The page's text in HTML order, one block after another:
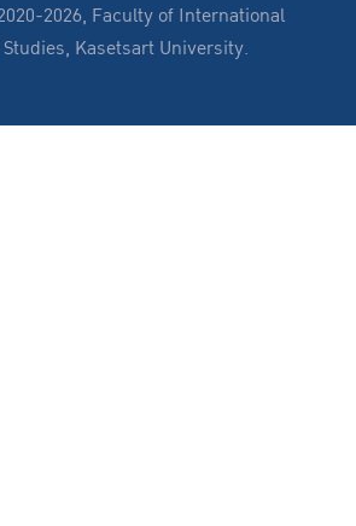
2026, Faculty of International
Kasetsart University.